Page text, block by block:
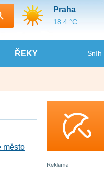
ŘEKY Sníh
Praha
18.4 °C
město